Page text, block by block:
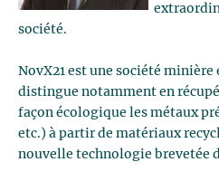
société.
NovX21 est une société minière
distingue notamment en
façon écologique les métaux
etc.) à partir de matériaux
nouvelle technologie brevetée